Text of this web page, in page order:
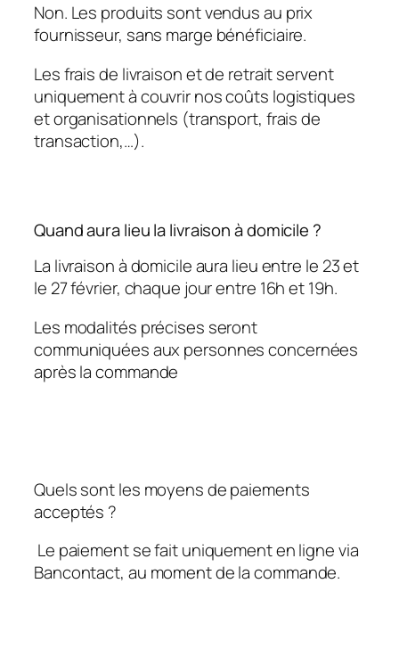
Non. Les produits sont vendus au prix
fournisseur, sans marge bénéficiaire.
Les frais de livraison et de retrait servent
uniquement à couvrir nos coûts logistiques
et organisationnels (transport, frais de
transaction,…).
Quand aura lieu la livraison à domicile ?
La livraison à domicile aura lieu entre le 23 et
le 27 février, chaque jour entre 16h et 19h.
Les modalités précises seront
communiquées aux personnes concernées
après la commande
Quels sont les moyens de paiements
acceptés ?
Le paiement se fait uniquement en ligne via
Bancontact, au moment de la commande.